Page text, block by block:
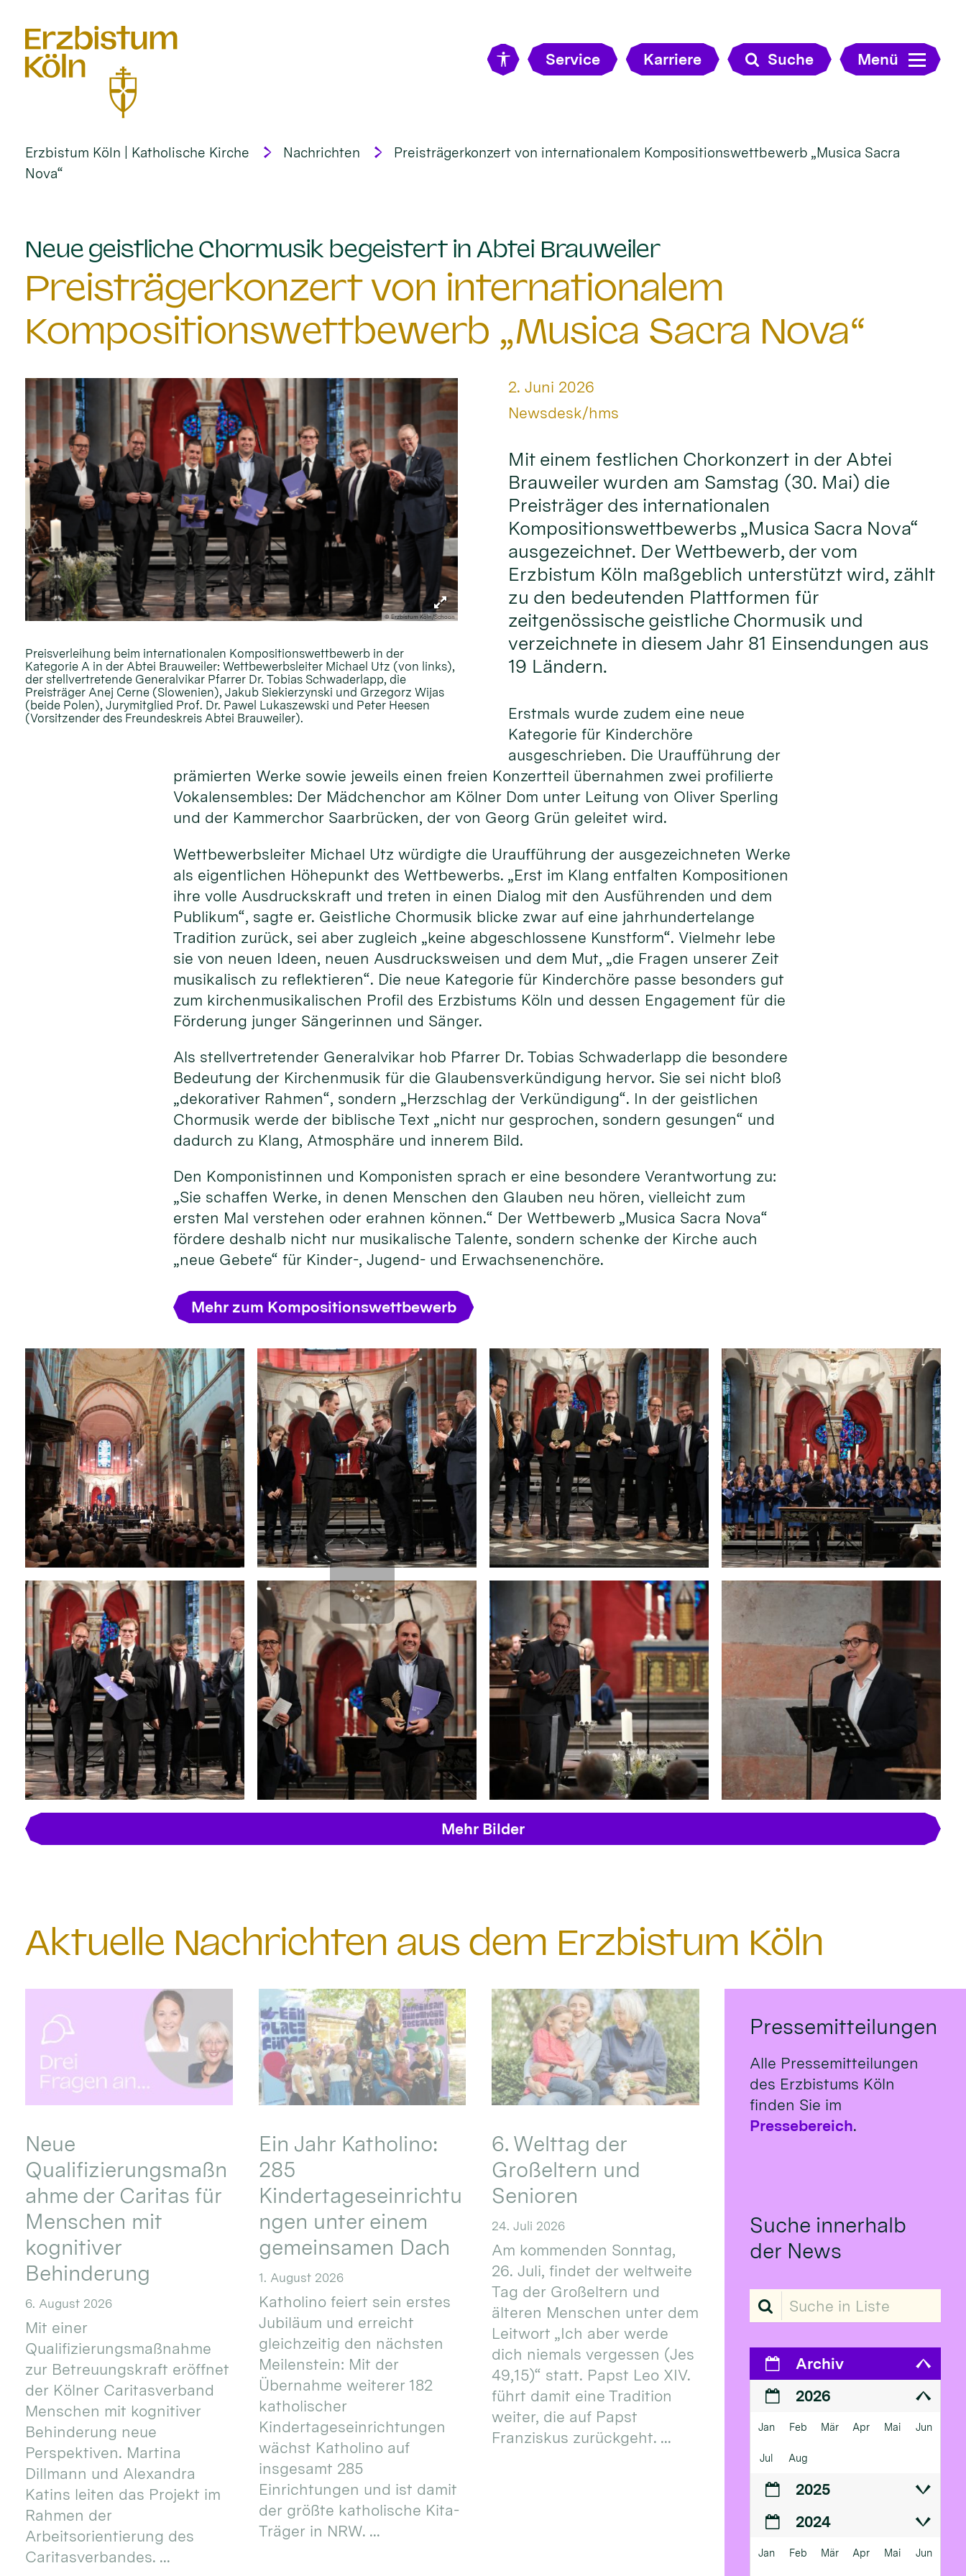
Service Karriere Suche Menü
Erzbistum Köln | Katholische Kirche Nachrichten
Preisträgerkonzert von internationalem Kompositionswettbewerb „Musica Sacra
Nova“
Neue geistliche Chormusik begeistert in Abtei Brauweiler:
Preisträgerkonzert von internationalem
Kompositionswettbewerb „Musica Sacra Nova“
© Erzbistum Köln/Schoon
Preisverleihung beim internationalen Kompositionswettbewerb in der
Kategorie A in der Abtei Brauweiler: Wettbewerbsleiter Michael Utz (von links),
der stellvertretende Generalvikar Pfarrer Dr. Tobias Schwaderlapp, die
Preisträger Anej Cerne (Slowenien), Jakub Siekierzynski und Grzegorz Wijas
(beide Polen), Jurymitglied Prof. Dr. Pawel Lukaszewski und Peter Heesen
(Vorsitzender des Freundeskreis Abtei Brauweiler).
Datum:
2. Juni 2026
Von:
Newsdesk/hms
Mit einem festlichen Chorkonzert in der Abtei
Brauweiler wurden am Samstag (30. Mai) die
Preisträger des internationalen
Kompositionswettbewerbs „Musica Sacra Nova“
ausgezeichnet. Der Wettbewerb, der vom
Erzbistum Köln maßgeblich unterstützt wird, zählt
zu den bedeutenden Plattformen für
zeitgenössische geistliche Chormusik und
verzeichnete in diesem Jahr 81 Einsendungen aus
19 Ländern.
Erstmals wurde zudem eine neue
Kategorie für Kinderchöre
ausgeschrieben. Die Uraufführung der
prämierten Werke sowie jeweils einen freien Konzertteil übernahmen zwei profilierte
Vokalensembles: Der Mädchenchor am Kölner Dom unter Leitung von Oliver Sperling
und der Kammerchor Saarbrücken, der von Georg Grün geleitet wird.
Wettbewerbsleiter Michael Utz würdigte die Uraufführung der ausgezeichneten Werke
als eigentlichen Höhepunkt des Wettbewerbs. „Erst im Klang entfalten Kompositionen
ihre volle Ausdruckskraft und treten in einen Dialog mit den Ausführenden und dem
Publikum“, sagte er. Geistliche Chormusik blicke zwar auf eine jahrhundertelange
Tradition zurück, sei aber zugleich „keine abgeschlossene Kunstform“. Vielmehr lebe
sie von neuen Ideen, neuen Ausdrucksweisen und dem Mut, „die Fragen unserer Zeit
musikalisch zu reflektieren“. Die neue Kategorie für Kinderchöre passe besonders gut
zum kirchenmusikalischen Profil des Erzbistums Köln und dessen Engagement für die
Förderung junger Sängerinnen und Sänger.
Als stellvertretender Generalvikar hob Pfarrer Dr. Tobias Schwaderlapp die besondere
Bedeutung der Kirchenmusik für die Glaubensverkündigung hervor. Sie sei nicht bloß
„dekorativer Rahmen“, sondern „Herzschlag der Verkündigung“. In der geistlichen
Chormusik werde der biblische Text „nicht nur gesprochen, sondern gesungen“ und
dadurch zu Klang, Atmosphäre und innerem Bild.
Den Komponistinnen und Komponisten sprach er eine besondere Verantwortung zu:
„Sie schaffen Werke, in denen Menschen den Glauben neu hören, vielleicht zum
ersten Mal verstehen oder erahnen können.“ Der Wettbewerb „Musica Sacra Nova“
fördere deshalb nicht nur musikalische Talente, sondern schenke der Kirche auch
„neue Gebete“ für Kinder-, Jugend- und Erwachsenenchöre.
Mehr zum Kompositionswettbewerb
Mehr Bilder
Aktuelle Nachrichten aus dem Erzbistum Köln
Neue
Qualifizierungsmaßn
ahme der Caritas für
Menschen mit
kognitiver
Behinderung
6. August 2026
Mit einer
Qualifizierungsmaßnahme
zur Betreuungskraft eröffnet
der Kölner Caritasverband
Menschen mit kognitiver
Behinderung neue
Perspektiven. Martina
Dillmann und Alexandra
Katins leiten das Projekt im
Rahmen der
Arbeitsorientierung des
Caritasverbandes. ...
Ein Jahr Katholino:
285
Kindertageseinrichtu
ngen unter einem
gemeinsamen Dach
1. August 2026
Katholino feiert sein erstes
Jubiläum und erreicht
gleichzeitig den nächsten
Meilenstein: Mit der
Übernahme weiterer 182
katholischer
Kindertageseinrichtungen
wächst Katholino auf
insgesamt 285
Einrichtungen und ist damit
der größte katholische Kita-
Träger in NRW. ...
6. Welttag der
Großeltern und
Senioren
24. Juli 2026
Am kommenden Sonntag,
26. Juli, findet der weltweite
Tag der Großeltern und
älteren Menschen unter dem
Leitwort „Ich aber werde
dich niemals vergessen (Jes
49,15)“ statt. Papst Leo XIV.
führt damit eine Tradition
weiter, die auf Papst
Franziskus zurückgeht. ...
Pressemitteilungen
Alle Pressemitteilungen
des Erzbistums Köln
finden Sie im
Pressebereich.
Suche innerhalb
der News
Suche in Liste
Archiv
2026
Jan Feb Mär Apr Mai Jun
Jul Aug
2025
2024
Jan Feb Mär Apr Mai Jun